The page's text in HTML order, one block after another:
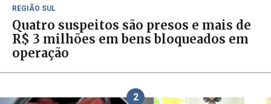
REGIÃO SUL
Quatro suspeitos são presos e mais de
R$ 3 milhões em bens bloqueados em
operação
2